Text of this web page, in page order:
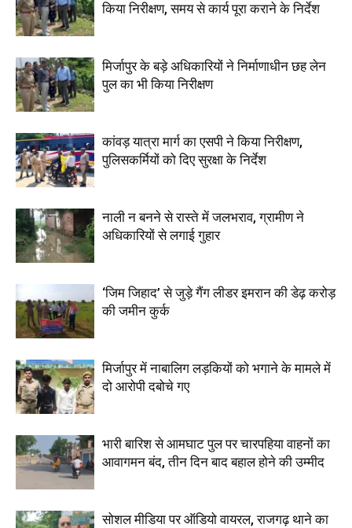
किया निरीक्षण, समय से कार्य पूरा कराने के निर्देश
मिर्जापुर के बड़े अधिकारियों ने निर्माणाधीन छह लेन
पुल का भी किया निरीक्षण
कांवड़ यात्रा मार्ग का एसपी ने किया निरीक्षण,
पुलिसकर्मियों को दिए सुरक्षा के निर्देश
नाली न बनने से रास्ते में जलभराव, ग्रामीण ने
अधिकारियों से लगाई गुहार
‘जिम जिहाद’ से जुड़े गैंग लीडर इमरान की डेढ़ करोड़
की जमीन कुर्क
मिर्जापुर में नाबालिग लड़कियों को भगाने के मामले में
दो आरोपी दबोचे गए
भारी बारिश से आमघाट पुल पर चारपहिया वाहनों का
आवागमन बंद, तीन दिन बाद बहाल होने की उम्मीद
सोशल मीडिया पर ऑडियो वायरल, राजगढ़ थाने का